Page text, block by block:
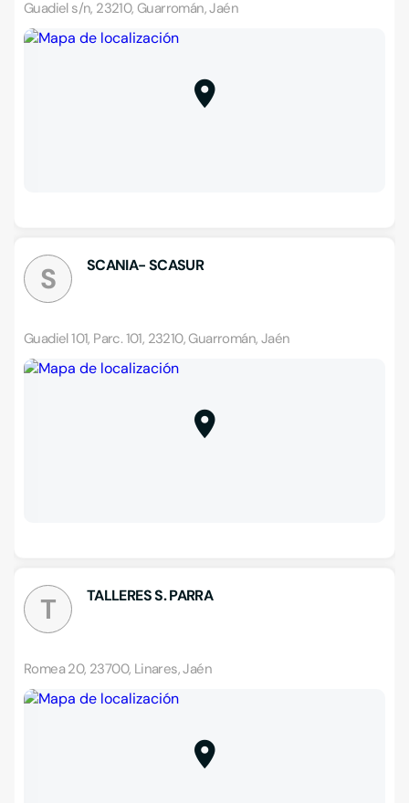
Guadiel s/n, 23210, Guarromán, Jaén
S SCANIA- SCASUR
Guadiel 101, Parc. 101, 23210, Guarromán, Jaén
T TALLERES S. PARRA
Romea 20, 23700, Linares, Jaén